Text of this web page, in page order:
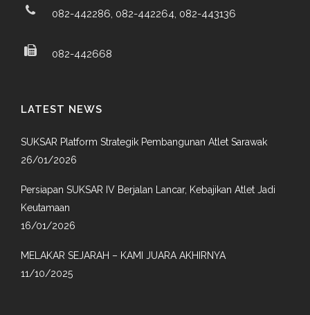
082-442286, 082-442264, 082-443136
082-442668
LATEST NEWS
SUKSAR Platform Strategik Pembangunan Atlet Sarawak
26/01/2026
Persiapan SUKSAR IV Berjalan Lancar, Kebajikan Atlet Jadi
Keutamaan
16/01/2026
MELAKAR SEJARAH – KAMI JUARA AKHIRNYA
11/10/2025